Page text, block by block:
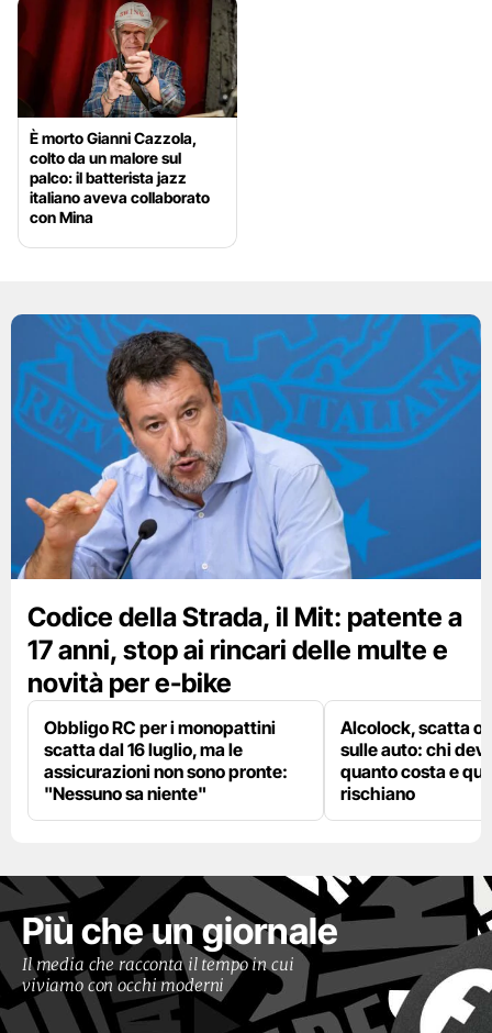
È morto Gianni Cazzola,
colto da un malore sul
palco: il batterista jazz
italiano aveva collaborato
con Mina
Codice della Strada, il Mit: patente a
17 anni, stop ai rincari delle multe e
novità per e-bike
Obbligo RC per i monopattini
scatta dal 16 luglio, ma le
assicurazioni non sono pronte:
"Nessuno sa niente"
Alcolock, scatta
sulle auto: chi
quanto costa e
rischiano
Più che un giornale
Il media che racconta il tempo in cui
viviamo con occhi moderni